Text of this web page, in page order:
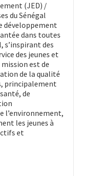
(JED) /
du Sénégal
développement
dans toutes
s’inspirant des
des jeunes et
est de
de la qualité
principalement
de
l’environnement,
les jeunes à
et